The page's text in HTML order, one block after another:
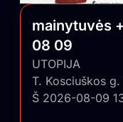
mainytuvės
08 09
UTOPIJA
T. Kosciuškos g.
Š 2026-08-09